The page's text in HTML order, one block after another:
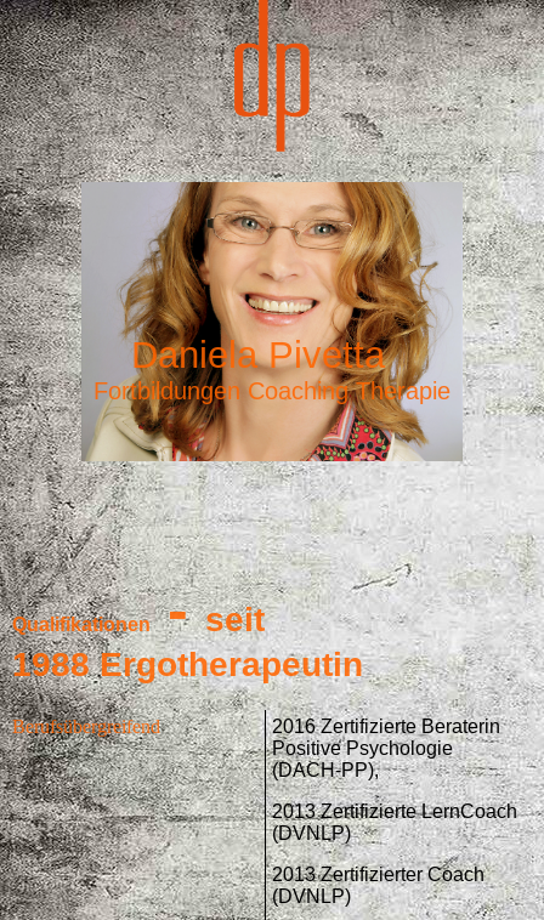
Daniela Pivetta
Fortbildungen Coaching Therapie
Qualifikationen-seit
1988Ergotherapeutin
Berufsübergreifend
2016 Zertifizierte Beraterin
Positive Psychologie
(DACH-PP),
2013 Zertifizierte LernCoach
(DVNLP)
2013 Zertifizierter Coach
(DVNLP)